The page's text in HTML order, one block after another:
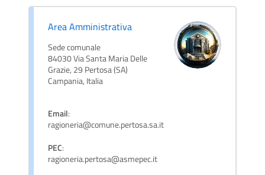
Area Amministrativa
Sede comunale
84030 Via Santa Maria Delle
Grazie, 29 Pertosa (SA)
Campania, Italia
Email:
ragioneria@comune.pertosa.sa.it
PEC:
ragioneria.pertosa@asmepec.it